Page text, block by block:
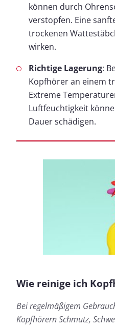
können durch
verstopfen. Eine
trockenen
wirken.
Richtige Lagerung:
Kopfhörer an einem
Extreme
Luftfeuchtigkeit
Dauer schädigen.
Wie reinige ich
Bei regelmäßigem
Kopfhörern Schmutz,